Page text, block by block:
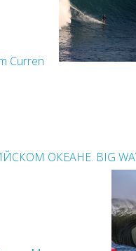
Curren
ОКЕАНЕ. BIG